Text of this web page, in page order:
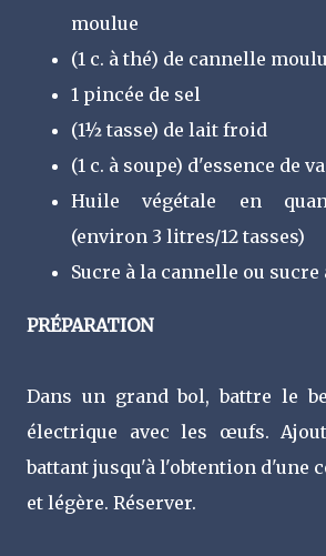
moulue
(1 c. à thé) de cannelle
1 pincée de sel
(1½ tasse) de lait froid
(1 c. à soupe) d'essence de
Huile végétale en
(environ 3 litres/12 tasses)
Sucre à la cannelle ou sucre
PRÉPARATION
Dans un grand bol, battre le
électrique avec les œufs.
battant jusqu'à l'obtention d'une
et légère. Réserver.